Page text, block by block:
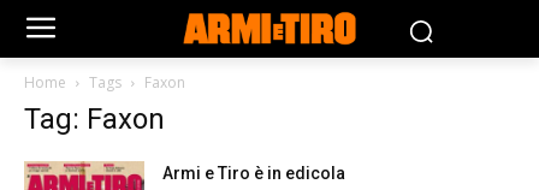
Home Tags Faxon
Tag: Faxon
Armi e Tiro è in edicola